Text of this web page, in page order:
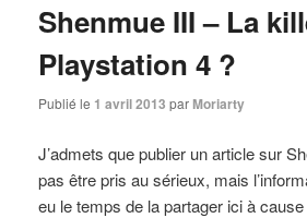
Shenmue III – La
Playstation 4 ?
Publié le 1 avril 2013 par Moriarty
J’admets que publier un article sur
pas être pris au sérieux, mais
eu le temps de la partager ici à